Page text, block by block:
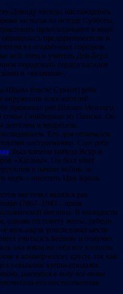
Довиду хасиды наслаждались
застолья на исходе Субботы,
происходившие в мире
обращались предприниматели и
из отдалённых городков.
мой отец и учитель Дов-Берл
порадовать сердца хасидов
и «казачком».
Шоава (после Суккот) ребе
окружении всех жителей
проживал реб Шломо Менакер,
семьи Глойберман из Пинска. Он
и мудрецом,
Его дом отличался
настроениями. Сын реба
, был членом кибуца Ягур и
«Хаганы». Он был убит
в начале войны за
внук – писатель Цви Кроль.
местечка являлся рав
(1867–1943 – прим.
йешивы. В молодости
однако по совету жены, ребецн
муж-аврэх унаследовал место
учиться в йешиву и получил
она взяла на себя все хлопоты
в коммерческие круги, так как
навыками купли-продажи.
имеются в виду всё-таки
его постановления